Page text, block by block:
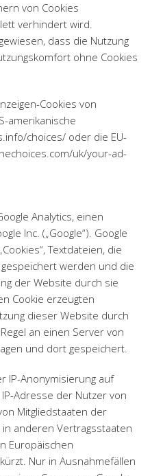
von Cookies
verhindert wird.
dass die Nutzung
ohne Cookies
Cookies von
amerikanische
choices/ oder die EU-
uk/your-ad-
Analytics, einen
Inc. („Google“). Google
Textdateien, die
werden und die
der Website durch sie
Cookie erzeugten
dieser Website durch
an einen Server von
und dort gespeichert.
IP-Anonymisierung auf
Adresse der Nutzer von
Mitgliedstaaten der
anderen Vertragsstaaten
Europäischen
Nur in Ausnahmefällen